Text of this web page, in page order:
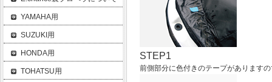
STEP1
前側部分に色付きのテープがあります
YAMAHA用
SUZUKI用
HONDA用
TOHATSU用